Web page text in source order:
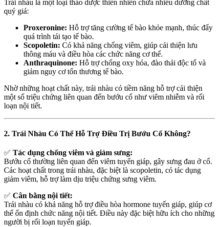
Trái nhàu là một loại thảo dược thiên nhiên chứa nhiều dưỡng chất
quý giá:
Proxeronine: Hỗ trợ tăng cường tế bào khỏe mạnh, thúc đẩy
quá trình tái tạo tế bào.
Scopoletin: Có khả năng chống viêm, giúp cải thiện lưu
thông máu và điều hòa các chức năng cơ thể.
Anthraquinone: Hỗ trợ chống oxy hóa, đào thải độc tố và
giảm nguy cơ tổn thương tế bào.
Nhờ những hoạt chất này, trái nhàu có tiềm năng hỗ trợ cải thiện
một số triệu chứng liên quan đến bướu cổ như viêm nhiễm và rối
loạn nội tiết.
2. Trái Nhàu Có Thể Hỗ Trợ Điều Trị Bướu Cổ Không?
✅ Tác dụng chống viêm và giảm sưng:
Bướu cổ thường liên quan đến viêm tuyến giáp, gây sưng đau ở cổ.
Các hoạt chất trong trái nhàu, đặc biệt là scopoletin, có tác dụng
giảm viêm, hỗ trợ làm dịu triệu chứng sưng viêm.
✅ Cân bằng nội tiết:
Trái nhàu có khả năng hỗ trợ điều hòa hormone tuyến giáp, giúp cơ
thể ổn định chức năng nội tiết. Điều này đặc biệt hữu ích cho những
người bị rối loạn tuyến giáp.